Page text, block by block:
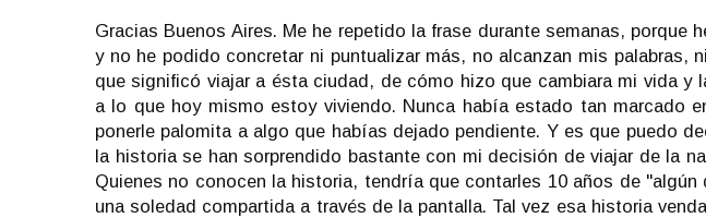
Gracias Buenos Aires. Me he repetido la frase durante semanas, porque
y no he podido concretar ni puntualizar más, no alcanzan mis palabras,
que significó viajar a ésta ciudad, de cómo hizo que cambiara mi vida y
a lo que hoy mismo estoy viviendo. Nunca había estado tan marcado
ponerle palomita a algo que habías dejado pendiente. Y es que puedo
la historia se han sorprendido bastante con mi decisión de viajar de la
Quienes no conocen la historia, tendría que contarles 10 años de
una soledad compartida a través de la pantalla. Tal vez esa historia